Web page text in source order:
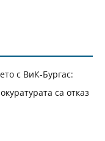
с ВиК-Бургас:
са отказ